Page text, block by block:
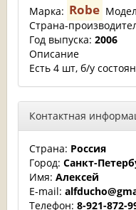
Марка: Robe
Страна-
Год выпуска: 2006
Описание
Есть 4 шт, б/у
Контактная
Страна: Россия
Город: Санкт-
Имя: Алексей
E-mail:
Телефон: 8-921-872-